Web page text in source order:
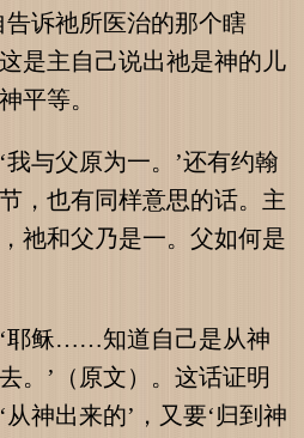
告诉祂所医治的那个瞎
是主自己说出祂是神的儿
平等。
与父原为一。’还有约翰
，也有同样意思的话。主
祂和父乃是一。父如何是
耶稣……知道自己是从神
。’（原文）。这话证明
神出来的’，又要‘归到神